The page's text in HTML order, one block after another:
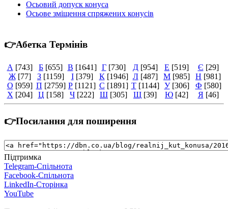
Осьовий допуск конуса
Осьове зміщення спряжених конусів
👉Абетка Термінів
А [743] Б [655] В [1641] Г [730] Д [954] Е [519] Є [29]
Ж [77] З [1159] І [379] К [1946] Л [487] М [985] Н [981]
О [959] П [2759] Р [1121] С [1891] Т [1144] У [306] Ф [580]
Х [204] Ц [158] Ч [222] Ш [305] Щ [39] Ю [42] Я [46]
👉Посилання для поширення
Підтримка
Telegram-Спільнота
Facebook-Спільнота
LinkedIn-Сторінка
YouTube